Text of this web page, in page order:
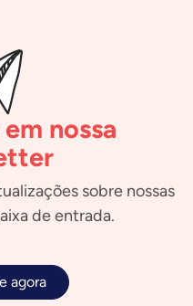
nossa
sobre nossas
de entrada.
agora